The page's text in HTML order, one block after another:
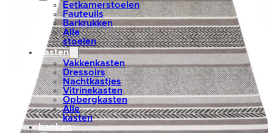
Eetkamerstoelen
Fauteuils
Barkrukken
Alle
stoelen
kasten
Vakkenkasten
Dressoirs
Nachtkastjes
Vitrinekasten
Opbergkasten
Alle
kasten
banken